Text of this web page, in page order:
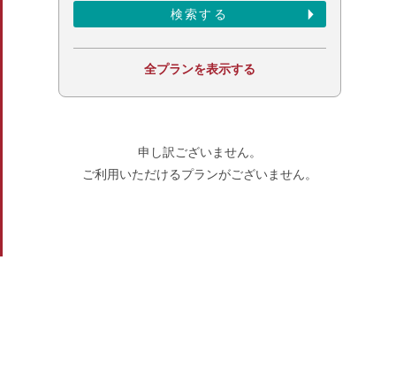
全プランを表示する
申し訳ございません。
ご利用いただけるプランがございません。